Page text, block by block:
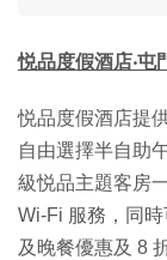
悦品度假酒店‧屯
悦品度假酒店提
自由選擇半自助
級悦品主題客房
Wi-Fi 服務，同
及晚餐優惠及 8